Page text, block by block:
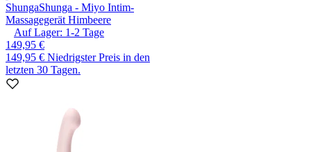
ShungaShunga - Miyo Intim-
Massagegerät Himbeere
Auf Lager: 1-2 Tage
149,95 €
149,95 € Niedrigster Preis in den
letzten 30 Tagen.